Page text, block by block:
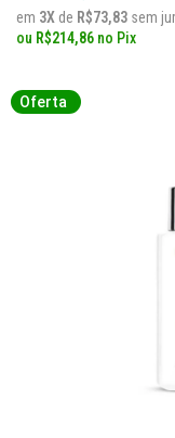
em 3X de R$73,83 sem
ou R$214,86 no Pix
Oferta
Oferta